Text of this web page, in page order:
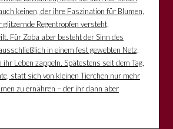
keinen, der ihre Faszination für Blumen,
glitzernde Regentropfen versteht,
Für Zoba aber besteht der Sinn des
in einem fest gewebten Netz,
Leben zappeln. Spätestens seit dem Tag,
statt sich von kleinen Tierchen nur mehr
zu ernähren – der ihr dann aber